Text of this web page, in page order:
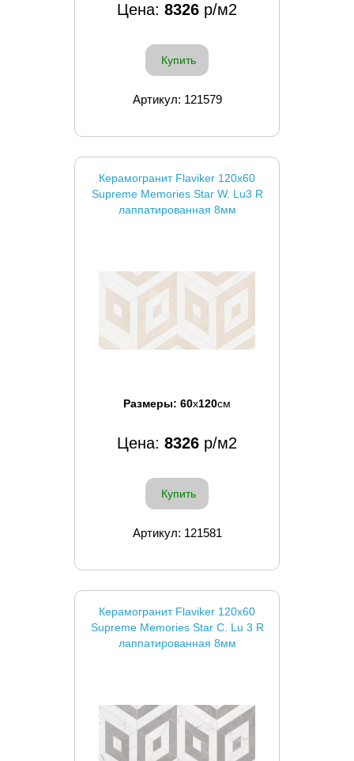
Цена: 8326 р/м2
Купить
Артикул: 121579
Керамогранит Flaviker 120x60
Supreme Memories Star W. Lu3 R
лаппатированная 8мм
Размеры: 60x120см
Цена: 8326 р/м2
Купить
Артикул: 121581
Керамогранит Flaviker 120x60
Supreme Memories Star C. Lu 3 R
лаппатированная 8мм